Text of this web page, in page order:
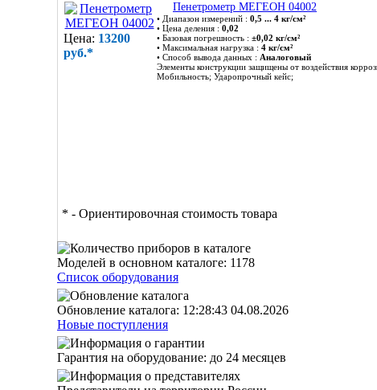
Цена: 13200
руб.*
Пенетрометр МЕГЕОН 04002
• Диапазон измерений : 0,5 ... 4 кг/см²
• Цена деления : 0,02
• Базовая погрешность : ±0,02 кг/см²
• Максимальная нагрузка : 4 кг/см²
• Способ вывода данных : Аналоговый
Элементы конструкции защищены от воздействия
Мобильность; Ударопрочный кейс;
* - Ориентировочная стоимость товара
Моделей в основном каталоге: 1178
Список оборудования
Обновление каталога: 12:28:43 04.08.2026
Новые поступления
Гарантия на оборудование: до 24 месяцев